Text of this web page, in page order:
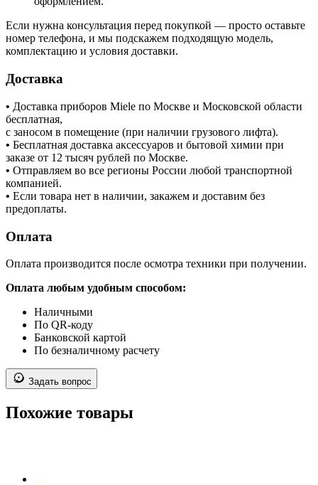
Если нужна консультация перед покупкой — просто оставьте
номер телефона, и мы подскажем подходящую модель,
комплектацию и условия доставки.
Доставка
• Доставка приборов Miele по Москве и Московской области
бесплатная,
с заносом в помещение (при наличии грузового лифта).
• Бесплатная доставка аксессуаров и бытовой химии при
заказе от 12 тысяч рублей по Москве.
• Отправляем во все регионы России любой транспортной
компанией.
• Если товара нет в наличии, закажем и доставим без
предоплаты.
Оплата
Оплата производится после осмотра техники при получении.
Оплата любым удобным способом:
Наличными
По QR-коду
Банковской картой
По безналичному расчету
Задать вопрос
Похожие товары